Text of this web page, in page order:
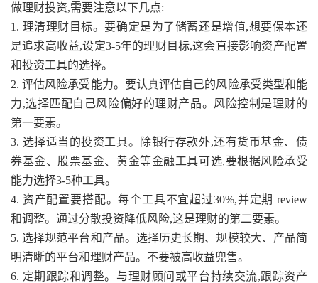
做理财投资,需要注意以下几点:
1. 理清理财目标。要确定是为了储蓄还是增值,想要保本还
是追求高收益,设定3-5年的理财目标,这会直接影响资产配置
和投资工具的选择。
2. 评估风险承受能力。要认真评估自己的风险承受类型和能
力,选择匹配自己风险偏好的理财产品。风险控制是理财的
第一要素。
3. 选择适当的投资工具。除银行存款外,还有货币基金、债
券基金、股票基金、黄金等金融工具可选,要根据风险承受
能力选择3-5种工具。
4. 资产配置要搭配。每个工具不宜超过30%,并定期 review
和调整。通过分散投资降低风险,这是理财的第二要素。
5. 选择规范平台和产品。选择历史长期、规模较大、产品简
明清晰的平台和理财产品。不要被高收益兜售。
6. 定期跟踪和调整。与理财顾问或平台持续交流,跟踪资产